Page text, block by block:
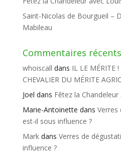
Saint-Nicolas de Bourgueil –
Mabileau
Commentaires récents
whoiscall dans IL LE MÉRITE
CHEVALIER DU MÉRITE
Joel dans Fêtez la
Marie-Antoinette dans Verres
est-il sous influence ?
Markdans Verres de
influence ?